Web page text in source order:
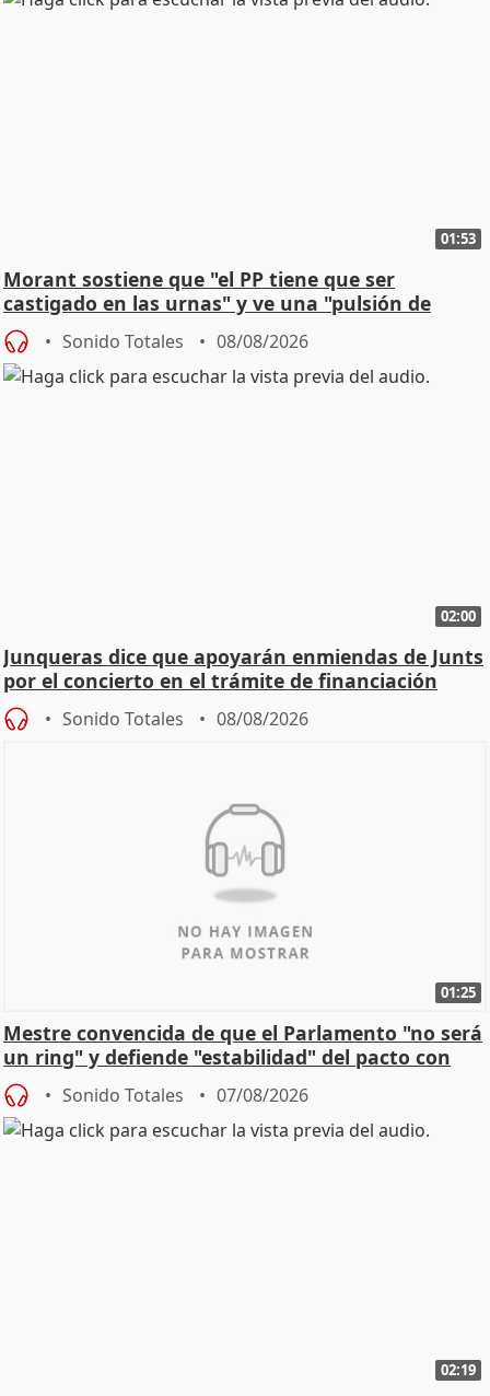
01:53
Morant sostiene que "el PP tiene que ser
castigado en las urnas" y ve una "pulsión de
cambio"
Sonido Totales 08/08/2026
02:00
Junqueras dice que apoyarán enmiendas de Junts
por el concierto en el trámite de financiación
Sonido Totales 08/08/2026
01:25
Mestre convencida de que el Parlamento "no será
un ring" y defiende "estabilidad" del pacto con
Vox
Sonido Totales 07/08/2026
02:19